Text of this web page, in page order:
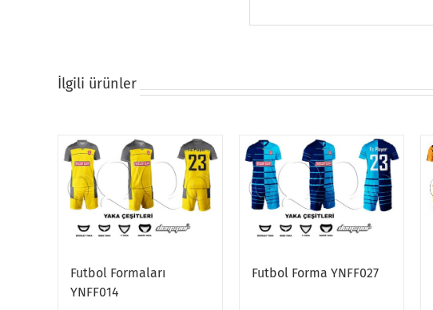
İlgili ürünler
Futbol Formaları
YNFF014
Futbol Forma YNFF027